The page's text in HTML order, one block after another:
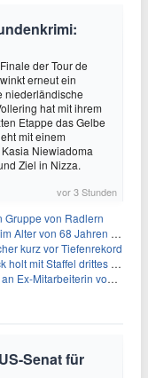
der Tour de
erneut ein
niederländische
hat mit ihrem
Etappe das Gelbe
mit einem
Niewiadoma
Ziel in Nizza.
vor 3 Stunden
Gruppe von Radlern
von 68 Jahren gestorben
kurz vor Tiefenrekord
Staffel drittes EM-Gold
Mitarbeiterin von Infantino
Senat für